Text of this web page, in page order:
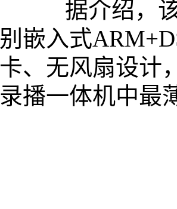
据介绍，该
别嵌入式
卡、无风扇设计
录播一体机中最